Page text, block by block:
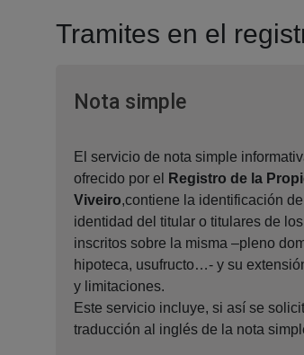
Tramites en el
Nota simpleVentana
El servicio de nota simple
ofrecido por el
Registro de la
Viveiro,contiene la identificación
identidad del titular o titulares de
inscritos sobre la misma –pleno
hipoteca, usufructo…- y su
y limitaciones.
Este servicio incluye, si así se
traducción al inglés de la nota